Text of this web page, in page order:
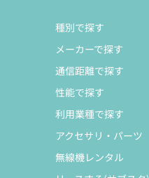
種別で探す
メーカーで探す
通信距離で探す
性能で探す
利用業種で探す
アクセサリ・パーツ
無線機レンタル